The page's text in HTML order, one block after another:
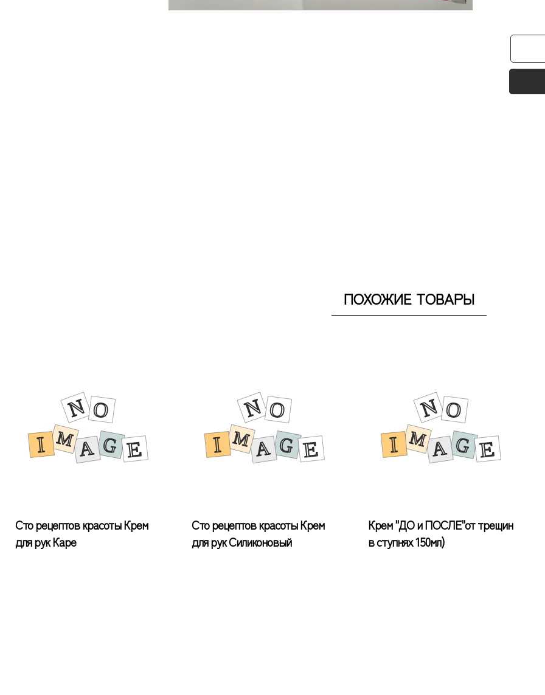
ПОХОЖИЕ ТОВАРЫ
Сто рецептов красоты Крем
для рук Каре
Сто рецептов красоты Крем
для рук Силиконовый
Крем "ДО и ПОСЛЕ"от трещин
в ступнях 150мл)